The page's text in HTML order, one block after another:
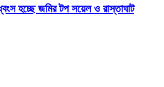
হচ্ছে জমির টপ সয়েল ও রাস্তাঘাট